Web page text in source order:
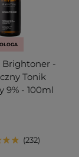
Brightoner -
Tonik
9% - 100ml
232